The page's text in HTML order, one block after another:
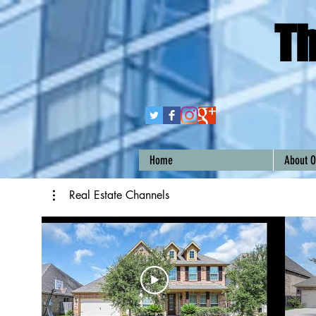
Home About
Real Estate Channels